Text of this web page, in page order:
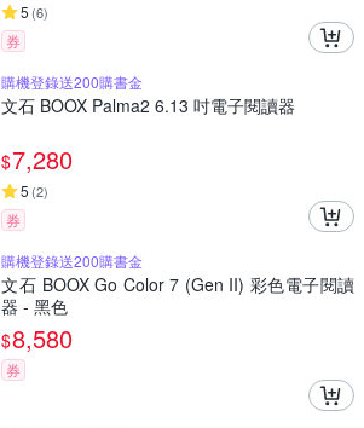
5 (6)
券
購機登錄送200購書金
文石 BOOX Palma2 6.13 吋電子閱讀器
$7,280
5 (2)
券
購機登錄送200購書金
文石 BOOX Go Color 7 (Gen II) 彩色電子閱讀
器 - 黑色
$8,580
券